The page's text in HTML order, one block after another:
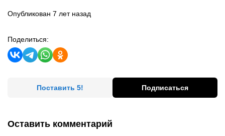
Опубликован 7 лет назад
Поделиться:
Поставить 5! Подписаться
Оставить комментарий